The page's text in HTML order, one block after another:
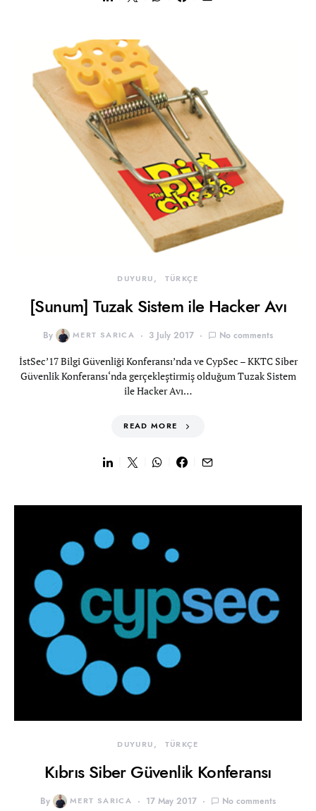
DUYURU TÜRKÇE
[Sunum] Tuzak Sistem ile Hacker Avı
By MERT SARICA 3 July 2017 No comments
İstSec’17 Bilgi Güvenliği Konferansı’nda ve CypSec – KKTC Siber
Güvenlik Konferansı‘nda gerçekleştirmiş olduğum Tuzak Sistem
ile Hacker Avı…
READ MORE
DUYURU TÜRKÇE
Kıbrıs Siber Güvenlik Konferansı
By MERT SARICA 17 May 2017 No comments